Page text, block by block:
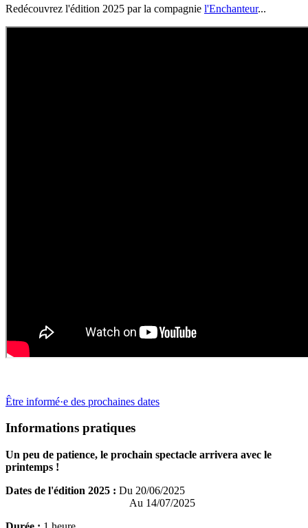
Redécouvrez l'édition 2025 par la compagnie l'Enchanteur...
Être informé·e des prochaines dates
Informations pratiques
Un peu de patience, le prochain spectacle arrivera avec le
printemps !
Dates de l'édition 2025 : Du 20/06/2025
Au 14/07/2025